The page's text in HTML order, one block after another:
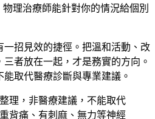
物理治療師能針對你的情況給個別
招見效的捷徑。把溫和活動、改
者放在一起，才是務實的方向。
取代醫療診斷與專業建議。
理，非醫療建議，不能取代
背痛、有刺麻、無力等神經